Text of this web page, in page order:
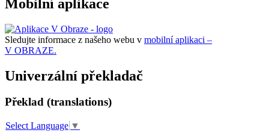
Mobilní aplikace
Sledujte informace z našeho webu v mobilní aplikaci –
V OBRAZE.
Univerzální překladač
Překlad (translations)
Select Language ▼